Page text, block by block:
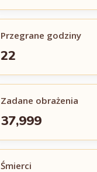
Przegrane godziny
22
Zadane obrażenia
37,999
Śmierci